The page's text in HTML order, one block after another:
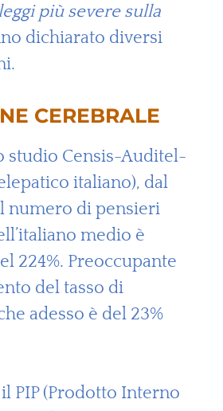
più severe sulla
dichiarato diversi
CEREBRALE
studio Censis-Auditel-
italiano), dal
numero di pensieri
medio è
224%. Preoccupante
del tasso di
adesso è del 23%
PIP (Prodotto Interno